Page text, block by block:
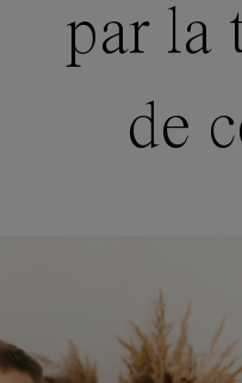
par la
de